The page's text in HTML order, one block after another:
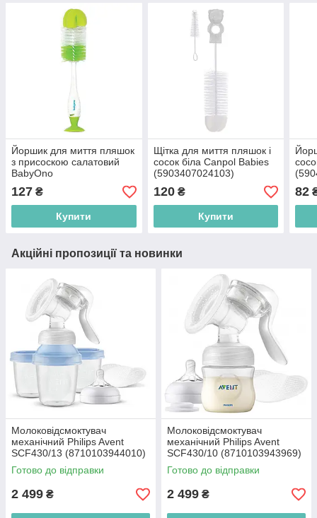
Йоршик для миття пляшок
з присоскою салатовий
BabyOno
(5901435408971)
127 ₴
Купити
Щiтка для миття пляшок і
сосок біла Canpol Babies
(5903407024103)
120₴
Купити
82
Акційні пропозиції та новинки
Молоковідсмоктувач
механічний Philips Avent
SCF430/13 (8710103944010)
Готово до відправки
2 499 ₴
Молоковідсмоктувач
механічний Philips Avent
SCF430/10 (8710103943969)
Готово до відправки
2 499 ₴